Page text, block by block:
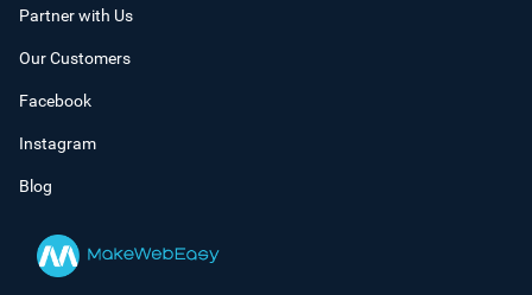
Partner with Us
Our Customers
Facebook
Instagram
Blog